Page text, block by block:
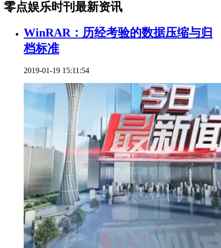
零点娱乐时刊最新资讯
WinRAR：历经考验的数据压缩与归
档标准
2019-01-19 15:11:54